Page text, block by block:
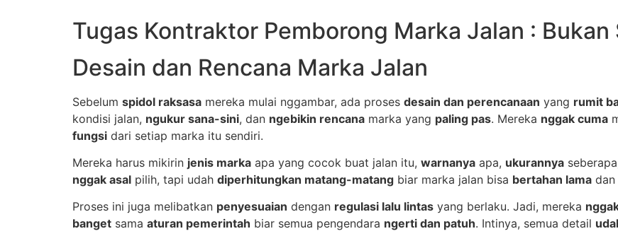
Tugas Kontraktor Pemborong Marka Jalan : Bukan
Desain dan Rencana Marka Jalan
Sebelum spidol raksasa mereka mulai nggambar, ada proses desain dan perencanaan yang rumit
kondisi jalan, ngukur sana-sini, dan ngebikin rencana marka yang paling pas. Mereka nggak cuma
fungsi dari setiap marka itu sendiri.
Mereka harus mikirin jenis marka apa yang cocok buat jalan itu, warnanya apa, ukurannya
nggak asal pilih, tapi udah diperhitungkan matang-matang biar marka jalan bisa bertahan lama dan
Proses ini juga melibatkan penyesuaian dengan regulasi lalu lintas yang berlaku. Jadi, mereka
banget sama aturan pemerintah biar semua pengendara ngerti dan patuh. Intinya, semua detail